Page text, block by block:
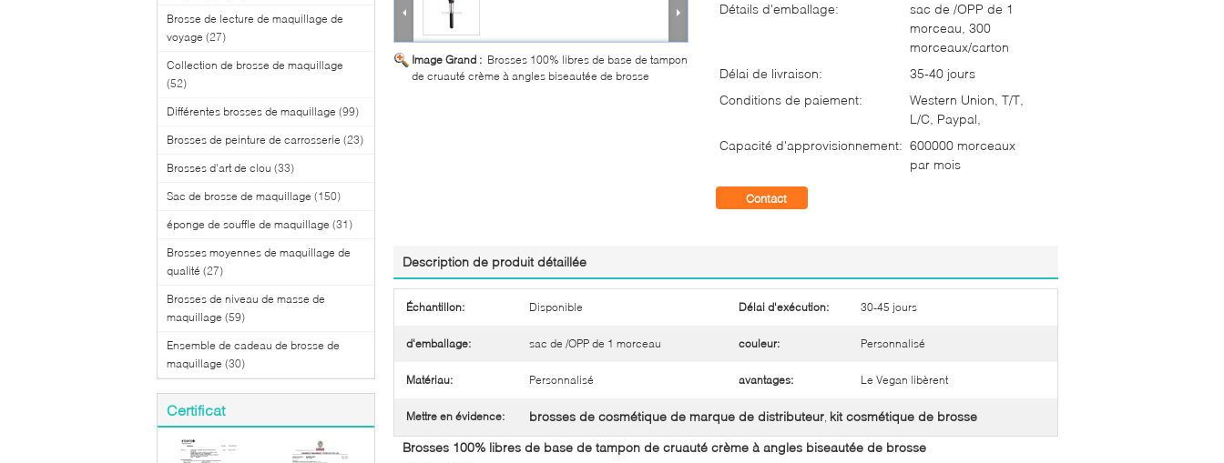
Brosse de lecture de maquillage de
voyage (27)
Collection de brosse de maquillage
(52)
Différentes brosses de maquillage (99)
Brosses de peinture de carrosserie (23)
Brosses d'art de clou (33)
Sac de brosse de maquillage (150)
éponge de souffle de maquillage (31)
Brosses moyennes de maquillage de
qualité (27)
Brosses de niveau de masse de
maquillage (59)
Ensemble de cadeau de brosse de
maquillage (30)
Certificat
Image Grand : Brosses 100% libres de base de tampon
de cruauté crème à angles biseautée de brosse
Détails d'emballage:
sac de /OPP de 1
morceau, 300
morceaux/carton
Délai de livraison:
35-40 jours
Conditions de paiement:
Western Union, T/T,
L/C, Paypal,
Capacité d'approvisionnement: 600000 morceaux
par mois
Contact
Description de produit détaillée
Échantillon: Disponible Délai d'exécution: 30-45 jours
d'emballage: sac de /OPP de 1 morceau couleur: Personnalisé
Matériau: Personnalisé avantages: Le Vegan libèrent
Mettre en évidence: brosses de cosmétique de marque de distributeur, kit cosmétique de brosse
Brosses 100% libres de base de tampon de cruauté crème à angles biseautée de brosse